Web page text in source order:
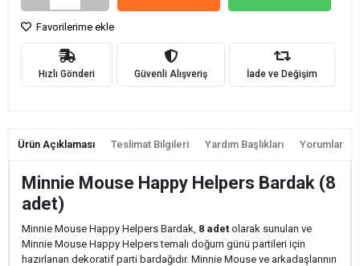
Favorilerime ekle
Hızlı Gönderi Güvenli Alışveriş İade ve Değişim
Ürün Açıklaması Teslimat Bilgileri Yardım Başlıkları Yorumlar
Minnie Mouse Happy Helpers Bardak (8
adet)
Minnie Mouse Happy Helpers Bardak, 8 adet olarak sunulan ve
Minnie Mouse Happy Helpers temalı doğum günü partileri için
hazırlanan dekoratif parti bardağıdır. Minnie Mouse ve arkadaşlarının